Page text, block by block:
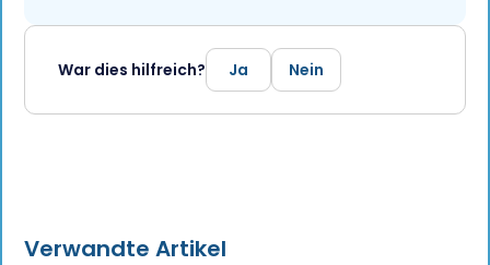
War dies hilfreich? Ja Nein
Verwandte Artikel